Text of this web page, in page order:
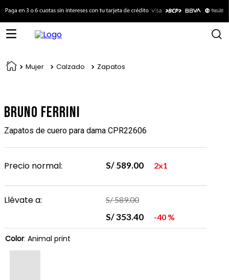
Mujer Calzado Zapatos
Bruno Ferrini
Zapatos de cuero para dama CPR22606
Precio normal: S/ 589.00 2x1
Llévate a: S/589.00
S/353.40 40 %
Color: Animal print